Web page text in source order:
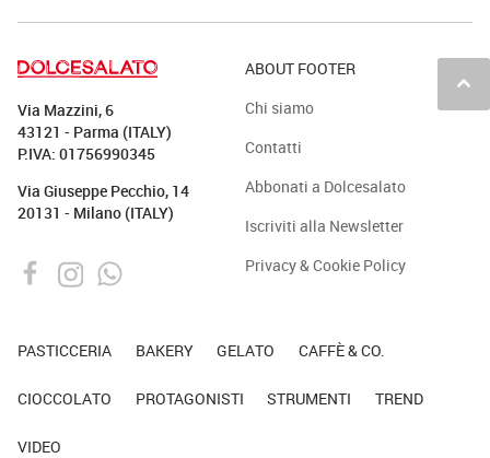
keyboard_arrow_up
Via Mazzini, 6
43121 - Parma (ITALY)
P.IVA: 01756990345
Via Giuseppe Pecchio, 14
20131 - Milano (ITALY)
ABOUT FOOTER
Chi siamo
Contatti
Abbonati a Dolcesalato
Iscriviti alla Newsletter
Privacy & Cookie Policy
PASTICCERIA BAKERY GELATO CAFFÈ & CO.
CIOCCOLATO PROTAGONISTI STRUMENTI TREND
VIDEO